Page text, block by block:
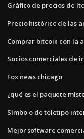
Gráfico de precios de
Precio histórico de las
Comprar bitcoin con la
Socios comerciales de
Fox news chicago
¿qué es el paquete
Símbolo de teletipo
Mejor software